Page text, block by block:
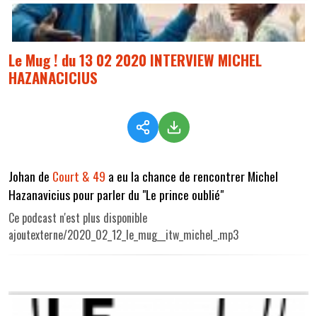
Le Mug ! du 13 02 2020 INTERVIEW MICHEL
HAZANACICIUS
Johan de Court & 49 a eu la chance de rencontrer Michel
Hazanavicius pour parler du "Le prince oublié"
Ce podcast n'est plus disponible
ajoutexterne/2020_02_12_le_mug__itw_michel_.mp3